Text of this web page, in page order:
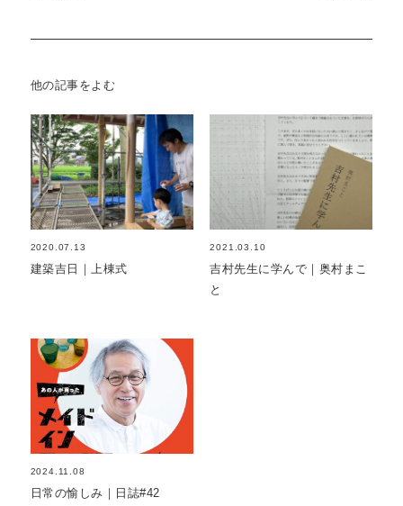
他の記事をよむ
2020.07.13
建築吉日｜上棟式
2021.03.10
吉村先生に学んで｜奥村まこ
と
2024.11.08
日常の愉しみ｜日誌#42